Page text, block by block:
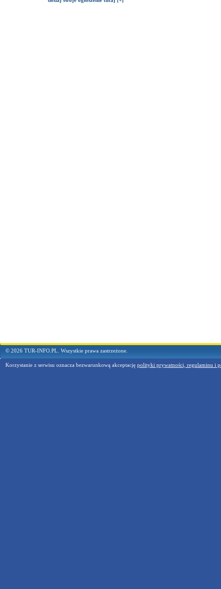
© 2026 TUR-INFO.PL. Wszystkie prawa zastrzeżone.
Korzystanie z serwisu oznacza bezwarunkową akceptację polityki prywatności, regulaminu i